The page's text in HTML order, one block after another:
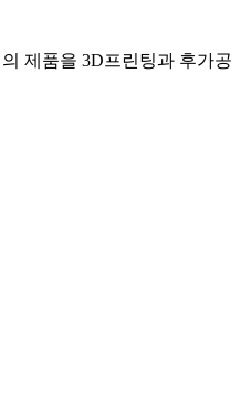
제품을 3D프린팅과 후가공